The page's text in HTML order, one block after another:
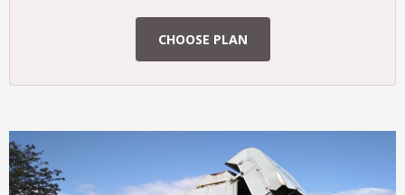
CHOOSE PLAN